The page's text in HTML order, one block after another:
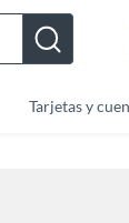
Tarjetas y